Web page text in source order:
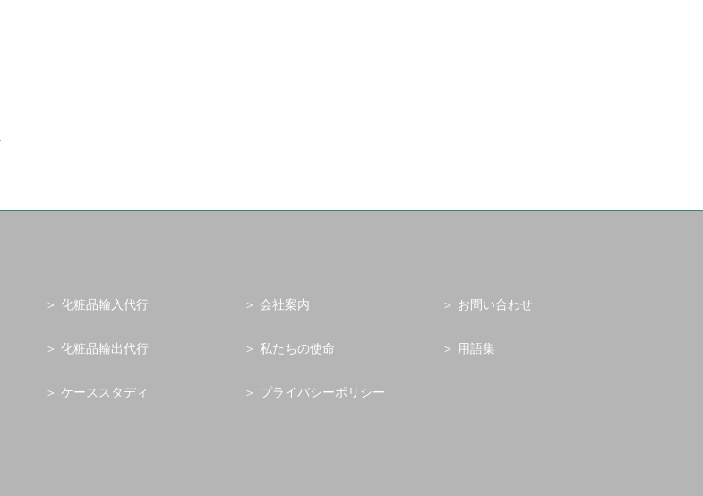
化粧品輸入代行
化粧品輸出代行
ケーススタディ
会社案内
私たちの使命
プライバシーポリシー
お問い合わせ
用語集